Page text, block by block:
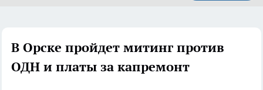
В Орске пройдет митинг против
ОДН и платы за капремонт